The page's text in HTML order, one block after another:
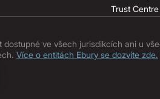
Trust Centre
ve všech jurisdikcích ani u
Více o entitách Ebury se dozvíte zde.